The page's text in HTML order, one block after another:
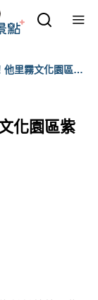
他里霧文化園區紫
化園區紫